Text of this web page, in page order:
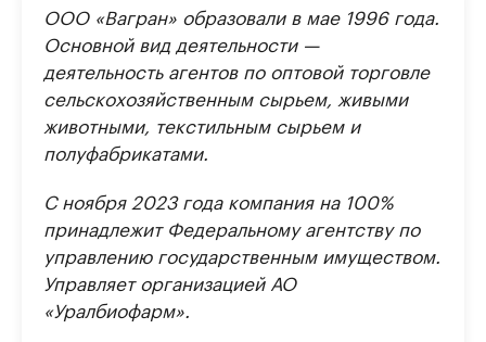
ООО «Вагран» образовали в мае 1996 года.
Основной вид деятельности —
деятельность агентов по оптовой торговле
сельскохозяйственным сырьем, живыми
животными, текстильным сырьем и
полуфабрикатами.
С ноября 2023 года компания на 100%
принадлежит Федеральному агентству по
управлению государственным имуществом.
Управляет организацией АО
«Уралбиофарм».